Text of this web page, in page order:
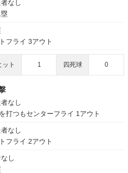
なし
フライ 3アウト
ット 1 四死球 0
なし
打つもセンターフライ 1アウト
なし
フライ 2アウト
し